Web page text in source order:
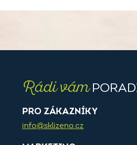
Rádi vám
PRO ZÁKAZNÍKY
info@sklizeno.cz